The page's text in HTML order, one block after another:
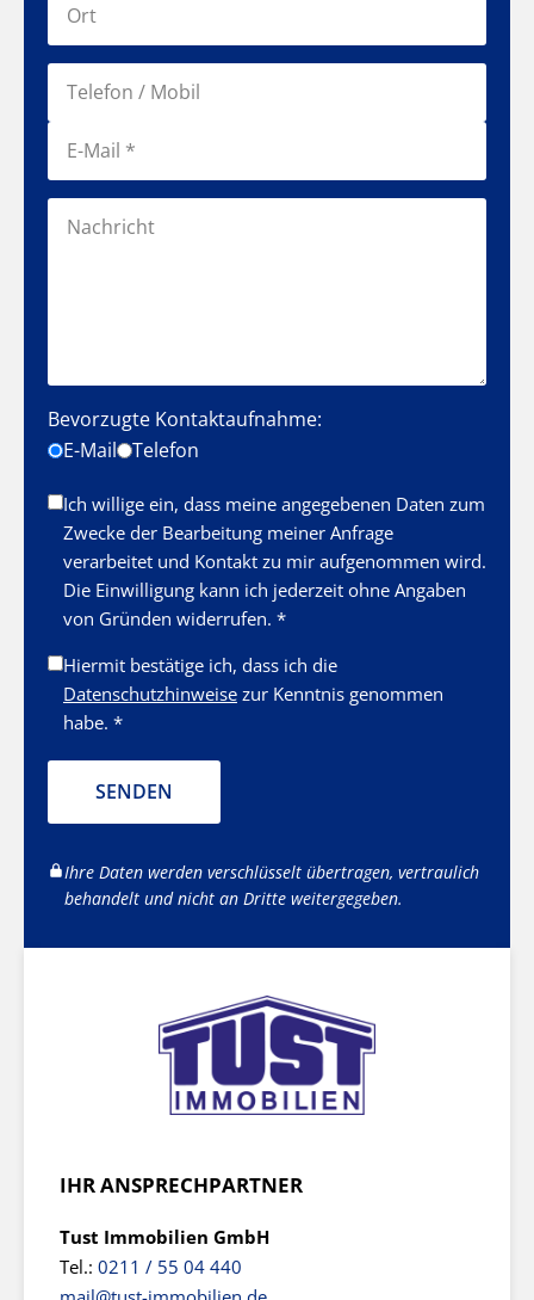
Bevorzugte Kontaktaufnahme:
E-Mail
Telefon
Ich willige ein, dass meine angegebenen Daten zum
Zwecke der Bearbeitung meiner Anfrage
verarbeitet und Kontakt zu mir aufgenommen wird.
Die Einwilligung kann ich jederzeit ohne Angaben
von Gründen widerrufen. *
Hiermit bestätige ich, dass ich die
Datenschutzhinweise zur Kenntnis genommen
habe. *
SENDEN
Ihre Daten werden verschlüsselt übertragen, vertraulich
behandelt und nicht an Dritte weitergegeben.
IHR ANSPRECHPARTNER
Tust Immobilien GmbH
Tel.: 0211 / 55 04 440